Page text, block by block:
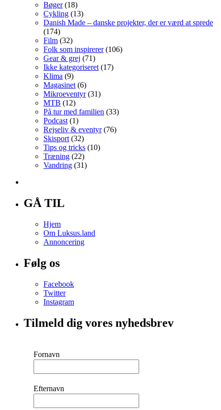
Bøger(18)
Cykling (13)
Danish Made – danske projekter, der er værd at sprede
(174)
Film (32)
Folk som inspirerer(106)
Gear & grej (71)
Ikke kategoriseret (17)
Klima (9)
Magasinet (6)
Mikroeventyr(31)
MTB (12)
På tur med familien (33)
Podcast (1)
Rejseliv & eventyr(76)
Skisport (32)
Tips og tricks (10)
Træning (22)
Vandring (31)
GÅ TIL
Hjem
Om Luksus.land
Annoncering
Følg os
Facebook
Twitter
Instagram
Tilmeld dig vores nyhedsbrev
Fornavn
Efternavn